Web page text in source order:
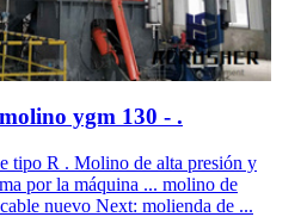
ygm 130 - .
tipo R . Molino de alta presión y
por la máquina ... molino de
nuevo Next: molienda de ...